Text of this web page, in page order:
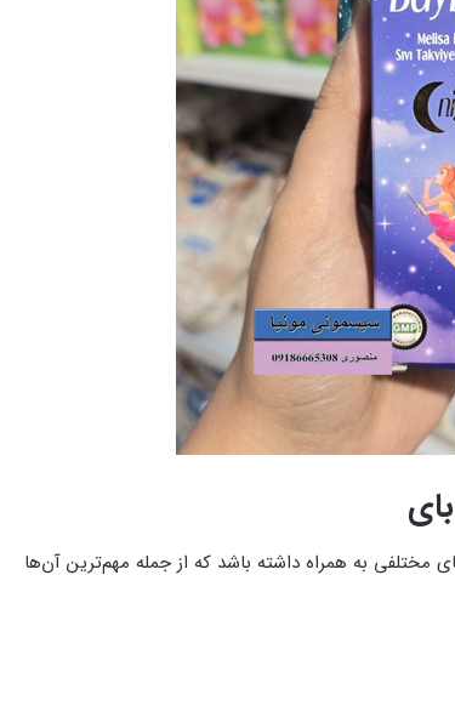
مختلفی به همراه داشته باشد که از جمله مهم‌ترین آن‌ها